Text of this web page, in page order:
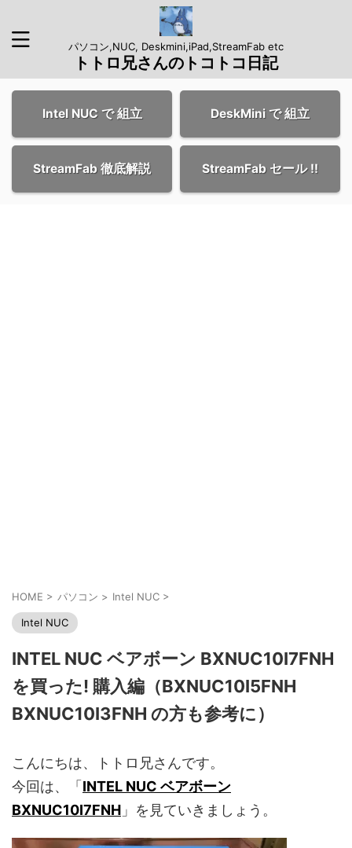
パソコン,NUC, Deskmini,iPad,StreamFab etc
トトロ兄さんのトコトコ日記
Intel NUC で 組立 DeskMini で 組立
StreamFab 徹底解説 StreamFab セール !!
HOME > パソコン > Intel NUC >
Intel NUC
INTEL NUC ベアボーン BXNUC10I7FNH
を買った! 購入編（BXNUC10I5FNH
BXNUC10I3FNH の方も参考に）
こんにちは、トトロ兄さんです。
今回は、「 INTEL NUC ベアボーン
BXNUC10I7FNH 」を見ていきましょう。